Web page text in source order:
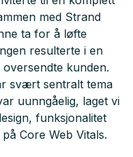
med Strand
ta for å løfte
resulterte i en
kunden.
svært sentralt tema
uunngåelig, laget vi
funksjonalitet
Core Web Vitals.